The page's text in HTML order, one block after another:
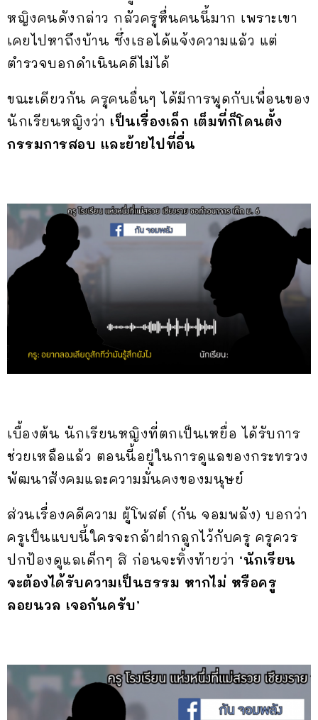
หญิงคนดังกล่าว กลัวครูหื่นคนนี้มาก เพราะเขา
เคยไปหาถึงบ้าน ซึ่งเธอได้แจ้งความแล้ว แต่
ตำรวจบอกดำเนินคดีไม่ได้
ขณะเดียวกัน ครูคนอื่นๆ ได้มีการพูดกับเพื่อนของ
นักเรียนหญิงว่า เป็นเรื่องเล็ก เต็มที่ก็โดนตั้ง
กรรมการสอบ และย้ายไปที่อื่น
เบื้องต้น นักเรียนหญิงที่ตกเป็นเหยื่อ ได้รับการ
ช่วยเหลือแล้ว ตอนนี้อยู่ในการดูแลของกระทรวง
พัฒนาสังคมและความมั่นคงของมนุษย์
ส่วนเรื่องคดีความ ผู้โพสต์ (กัน จอมพลัง) บอกว่า
ครูเป็นแบบนี้ใครจะกล้าฝากลูกไว้กับครู ครูควร
ปกป้องดูแลเด็กๆ สิ ก่อนจะทิ้งท้ายว่า ‘นักเรียน
จะต้องได้รับความเป็นธรรม หากไม่ หรือครู
ลอยนวล เจอกันครับ’